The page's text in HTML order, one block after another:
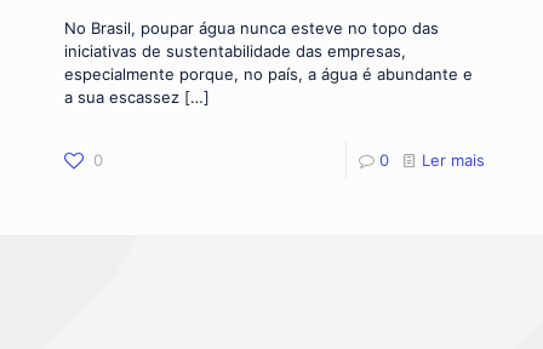
No Brasil, poupar água nunca esteve no topo das
iniciativas de sustentabilidade das empresas,
especialmente porque, no país, a água é abundante e
a sua escassez […]
0 0 Ler mais